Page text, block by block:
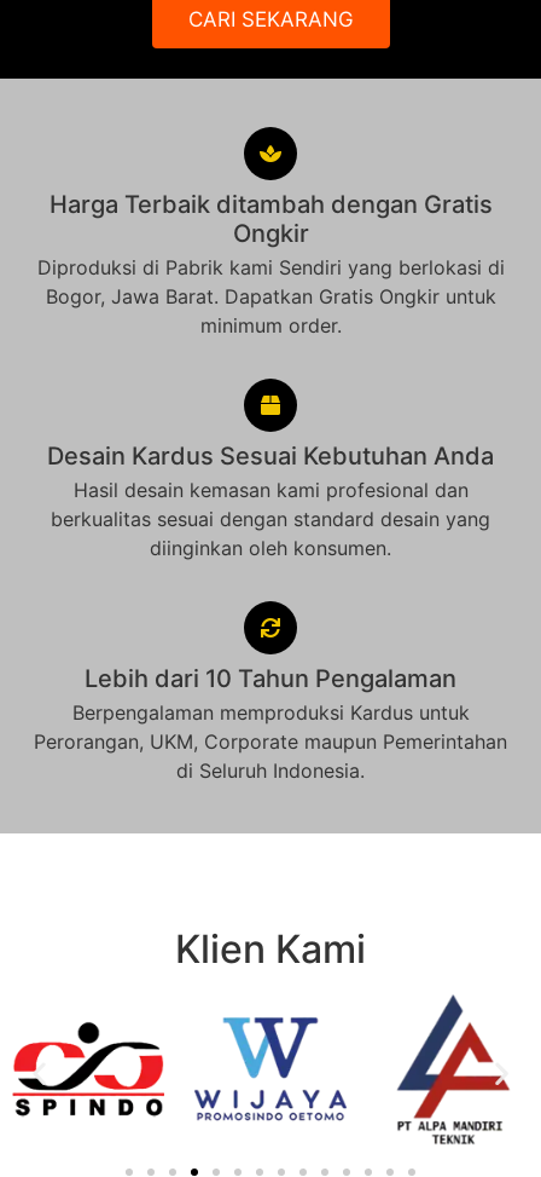
CARI SEKARANG
Harga Terbaik ditambah dengan Gratis
Ongkir
Diproduksi di Pabrik kami Sendiri yang berlokasi di
Bogor, Jawa Barat. Dapatkan Gratis Ongkir untuk
minimum order.
Desain Kardus Sesuai Kebutuhan Anda
Hasil desain kemasan kami profesional dan
berkualitas sesuai dengan standard desain yang
diinginkan oleh konsumen.
Lebih dari 10 Tahun Pengalaman
Berpengalaman memproduksi Kardus untuk
Perorangan, UKM, Corporate maupun Pemerintahan
di Seluruh Indonesia.
Klien Kami